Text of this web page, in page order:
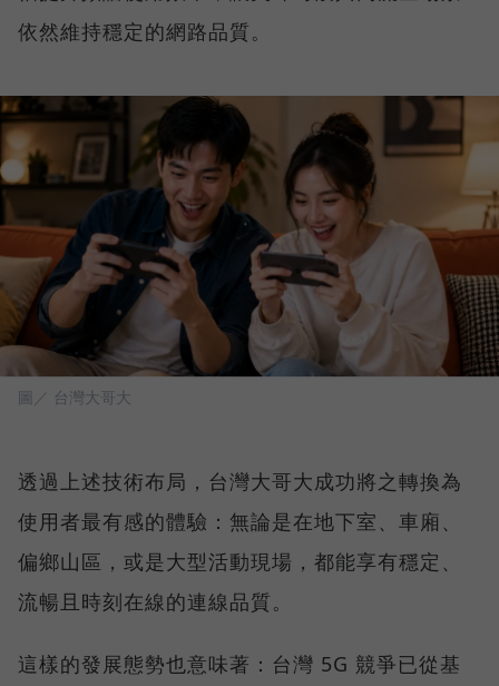
依然維持穩定的網路品質。
圖／ 台灣大哥大
透過上述技術布局，台灣大哥大成功將之轉換為
使用者最有感的體驗：無論是在地下室、車廂、
偏鄉山區，或是大型活動現場，都能享有穩定、
流暢且時刻在線的連線品質。
這樣的發展態勢也意味著：台灣 5G 競爭已從基